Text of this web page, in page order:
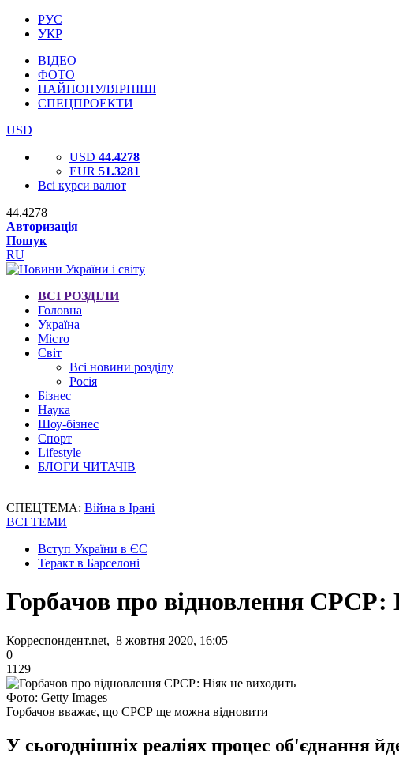
РУС
УКР
ВІДЕО
ФОТО
НАЙПОПУЛЯРНІШІ
СПЕЦПРОЕКТИ
USD
USD 44.4278
EUR 51.3281
Всі курси валют
44.4278
Авторизація
Пошук
RU
ВСІ РОЗДІЛИ
Головна
Україна
Місто
Світ
Всі новини розділу
Росія
Бізнес
Наука
Шоу-бізнес
Спорт
Lifestyle
БЛОГИ ЧИТАЧІВ
СПЕЦТЕМА: Війна в Ірані
ВСІ ТЕМИ
Вступ України в ЄС
Теракт в Барселоні
Горбачов про відновлення СРСР:
Корреспондент.net, 8 жовтня 2020, 16:05
0
1129
Фото: Getty Images
Горбачов вважає, що СРСР ще можна відновити
У сьогоднішніх реаліях процес об'єднання